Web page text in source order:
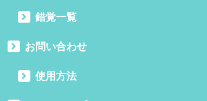
錯覚一覧
お問い合わせ
使用方法